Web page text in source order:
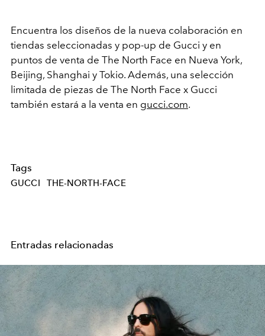
Encuentra los diseños de la nueva colaboración en
tiendas seleccionadas y pop-up de Gucci y en
puntos de venta de The North Face en Nueva York,
Beijing, Shanghai y Tokio. Además, una selección
limitada de piezas de The North Face x Gucci
también estará a la venta en gucci.com.
Tags
GUCCI THE-NORTH-FACE
Entradas relacionadas